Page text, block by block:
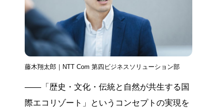
藤木翔太郎｜NTT Com 第四ビジネスソリューション部
——「歴史・文化・伝統と自然が共生する国
際エコリゾート」というコンセプトの実現を